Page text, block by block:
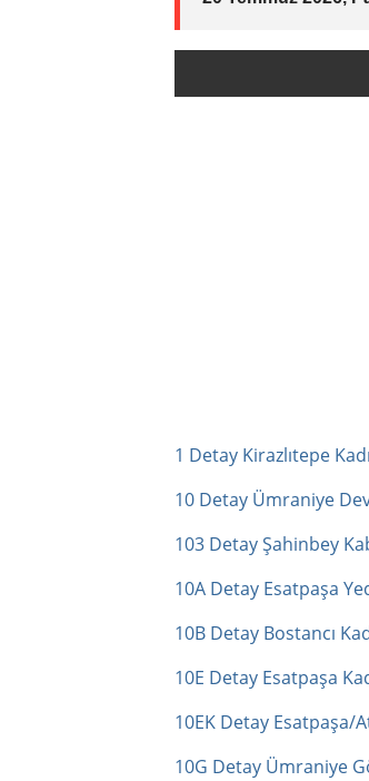
1 Detay Kirazlıtepe
10 Detay Ümraniye
103 Detay Şahinbey
10A Detay Esatpaşa
10B Detay Bostancı
10E Detay Esatpaşa
10EK Detay Esatpaşa/
10G Detay Ümraniye